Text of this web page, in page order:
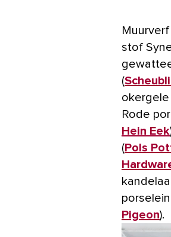
stof
(
Rode
Hein Eek
(Pols
Pigeon).